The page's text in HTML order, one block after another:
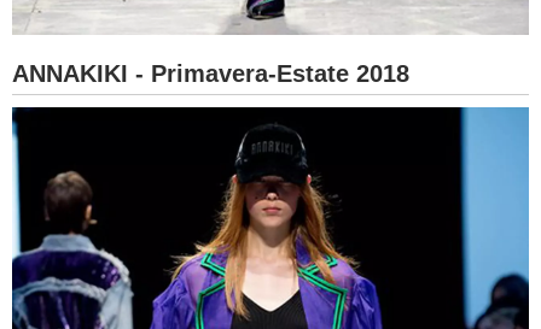
ANNAKIKI - Primavera-Estate 2018